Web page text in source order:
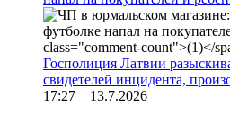
Госполиция Латвии
свидетелей инцидента,
17:27 13.7.2026